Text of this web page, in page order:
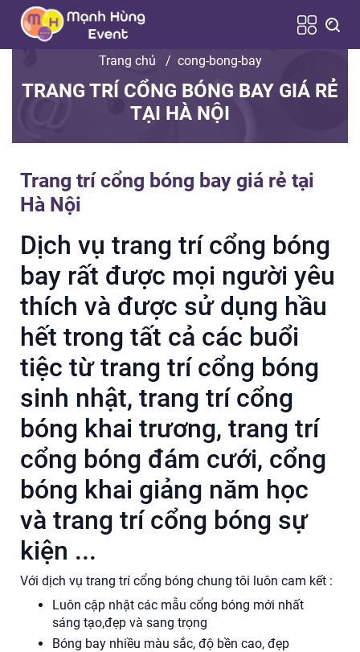
Trang chủ / cong-bong-bay
TRANG TRÍ CỔNG BÓNG BAY GIÁ RẺ
TẠI HÀ NỘI
Trang trí cổng bóng bay giá rẻ tại
Hà Nội
Dịch vụ trang trí cổng bóng
bay rất được mọi người yêu
thích và được sử dụng hầu
hết trong tất cả các buổi
tiệc từ trang trí cổng bóng
sinh nhật, trang trí cổng
bóng khai trương, trang trí
cổng bóng đám cưới, cổng
bóng khai giảng năm học
và trang trí cổng bóng sự
kiện ...
Với dịch vụ trang trí cổng bóng chung tôi luôn cam kết :
Luôn cập nhật các mẫu cổng bóng mới nhất
sáng tạo,đẹp và sang trọng
Bóng bay nhiều màu sắc, độ bền cao, đẹp